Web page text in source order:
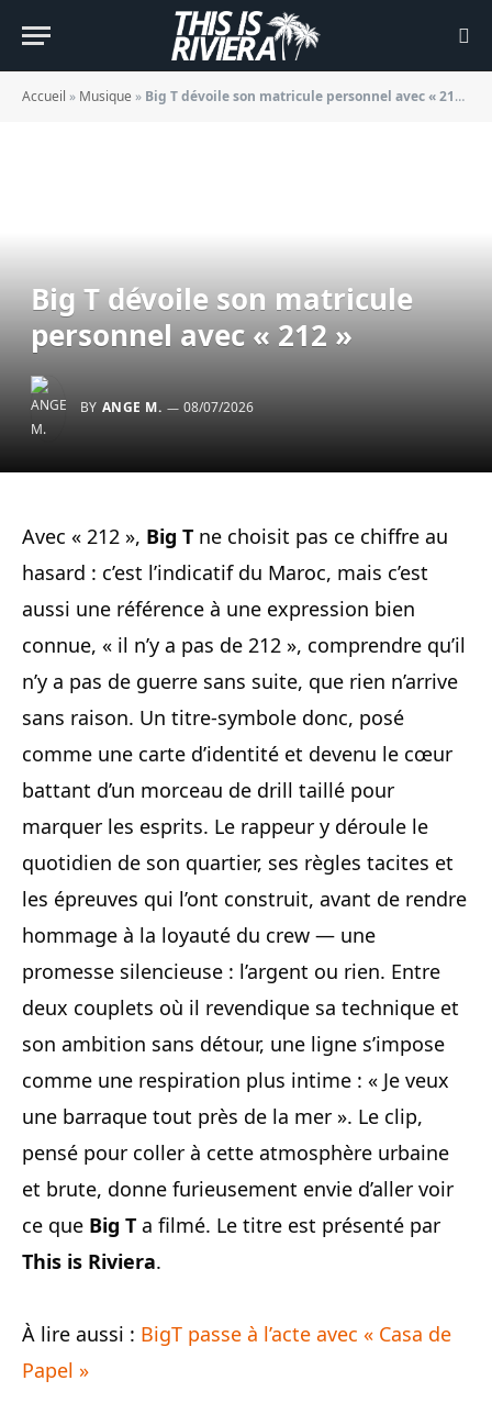
Accueil » Musique » Big T dévoile son matricule personnel avec « 212 »
Big T dévoile son matricule
personnel avec « 212 »
BY ANGE M. 08/07/2026
Avec « 212 », Big T ne choisit pas ce chiffre au
hasard : c’est l’indicatif du Maroc, mais c’est
aussi une référence à une expression bien
connue, « il n’y a pas de 212 », comprendre qu’il
n’y a pas de guerre sans suite, que rien n’arrive
sans raison. Un titre-symbole donc, posé
comme une carte d’identité et devenu le cœur
battant d’un morceau de drill taillé pour
marquer les esprits. Le rappeur y déroule le
quotidien de son quartier, ses règles tacites et
les épreuves qui l’ont construit, avant de rendre
hommage à la loyauté du crew — une
promesse silencieuse : l’argent ou rien. Entre
deux couplets où il revendique sa technique et
son ambition sans détour, une ligne s’impose
comme une respiration plus intime : « Je veux
une barraque tout près de la mer ». Le clip,
pensé pour coller à cette atmosphère urbaine
et brute, donne furieusement envie d’aller voir
ce que Big T a filmé. Le titre est présenté par
This is Riviera.
À lire aussi : BigT passe à l’acte avec « Casa de
Papel »